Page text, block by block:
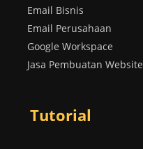
Email Bisnis
Email Perusahaan
Google Workspace
Jasa Pembuatan Website
Tutorial